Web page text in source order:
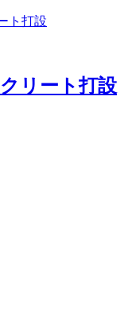
リート打設